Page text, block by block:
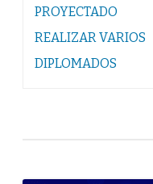
entradas
PROYECTADO
REALIZAR VARIOS
DIPLOMADOS